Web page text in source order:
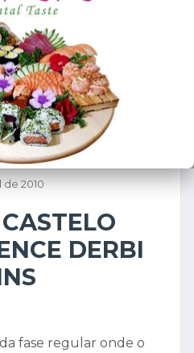
de 2010
DERBI
fase regular onde o